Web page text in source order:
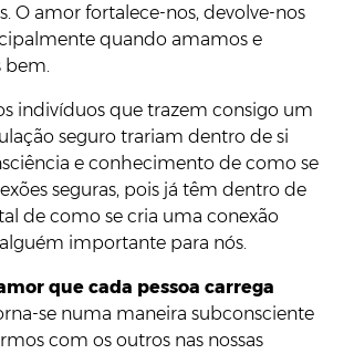
O amor fortalece-nos, devolve-nos
quando amamos e
indivíduos que trazem consigo um
seguro trariam dentro de si
e conhecimento de como se
seguras, pois já têm dentro de
de como se cria uma conexão
importante para nós.
que cada pessoa carrega
se numa maneira subconsciente
com os outros nas nossas